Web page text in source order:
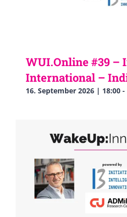
WUI.Online #39 –
International –
16. September 2026 | 18:00 -